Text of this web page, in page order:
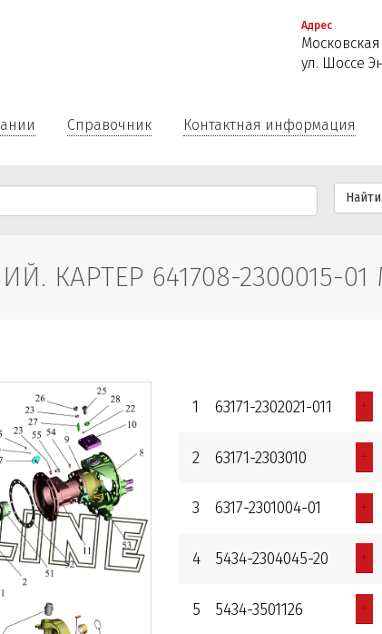
Адрес
ул. Шоссе
Справочник Контактная информация
Найти
КАРТЕР 641708-2300015-01
1 63171-2302021-011 +
2 63171-2303010 +
3 6317-2301004-01 +
4 5434-2304045-20 +
5 5434-3501126 +